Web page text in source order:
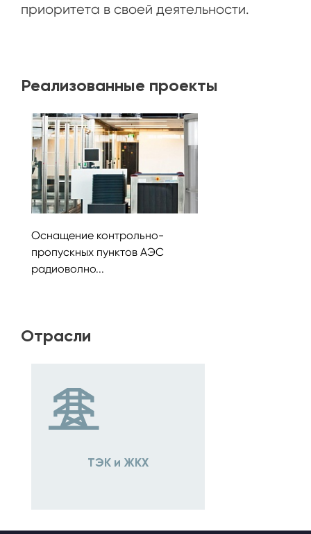
приоритета в своей деятельности.
Реализованные проекты
Оснащение контрольно-
пропускных пунктов АЭС
радиоволно...
Отрасли
ТЭК и ЖКХ